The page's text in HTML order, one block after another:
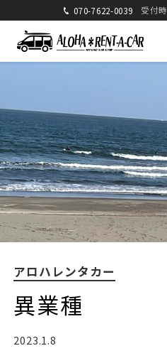
070-7622-0039 受付
アロハレンタカー
異業種
2023.1.8
アロハレ
〒880-0824 宮崎県宮
九州運輸局宮崎運
TEL: 070-
FAX:
車種・料金